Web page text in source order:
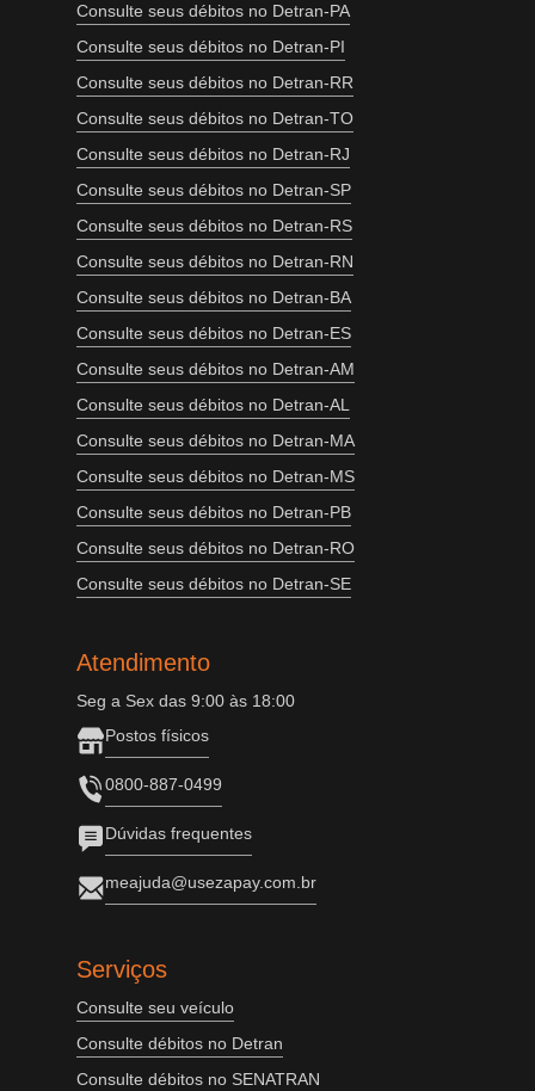
Consulte seus débitos no Detran-PA
Consulte seus débitos no Detran-PI
Consulte seus débitos no Detran-RR
Consulte seus débitos no Detran-TO
Consulte seus débitos no Detran-RJ
Consulte seus débitos no Detran-SP
Consulte seus débitos no Detran-RS
Consulte seus débitos no Detran-RN
Consulte seus débitos no Detran-BA
Consulte seus débitos no Detran-ES
Consulte seus débitos no Detran-AM
Consulte seus débitos no Detran-AL
Consulte seus débitos no Detran-MA
Consulte seus débitos no Detran-MS
Consulte seus débitos no Detran-PB
Consulte seus débitos no Detran-RO
Consulte seus débitos no Detran-SE
Atendimento
Seg a Sex das 9:00 às 18:00
Postos físicos
0800-887-0499
Dúvidas frequentes
meajuda@usezapay.com.br
Serviços
Consulte seu veículo
Consulte débitos no Detran
Consulte débitos no SENATRAN